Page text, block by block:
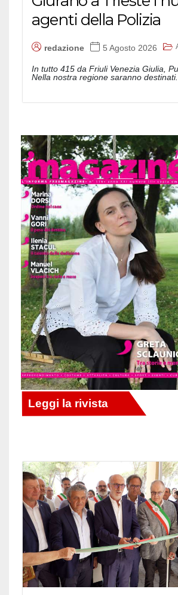
agenti della Polizia
redazione 5 Agosto 2026
In tutto 415 da Friuli Venezia Giulia,
Nella nostra regione saranno destinati...